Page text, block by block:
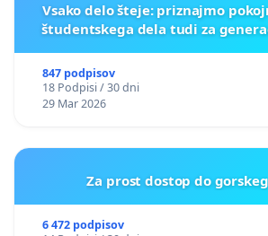
Vsako delo šteje: priznajmo
študentskega dela tudi za
847 podpisov
18 Podpisi / 30 dni
29 Mar 2026
Za prost dostop do
6 472 podpisov